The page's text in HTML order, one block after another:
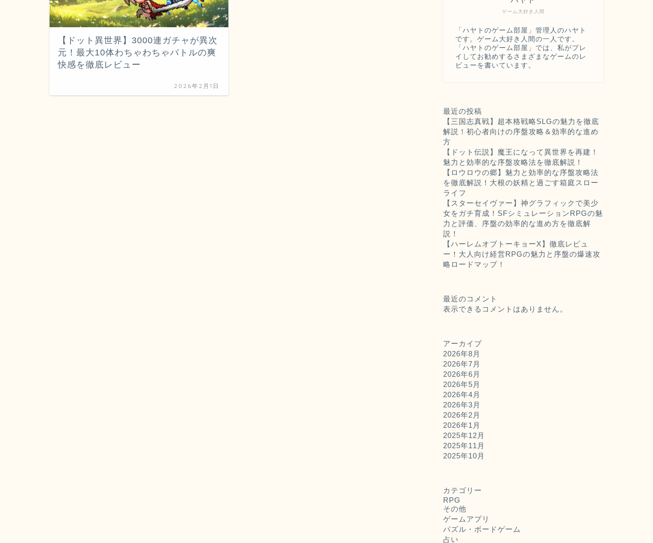
【ドット異世界】3000連ガチャが異次
元！最大10体わちゃわちゃバトルの爽
快感を徹底レビュー
2026年2月1日
ゲーム大好き人間
「ハヤトのゲーム部屋」管理人のハヤト
です。ゲーム大好き人間の一人です。
「ハヤトのゲーム部屋」では、私がプレ
イしてお勧めするさまざまなゲームのレ
ビューを書いています。
最近の投稿
【三国志真戦】超本格戦略SLGの魅力を徹底
解説！初心者向けの序盤攻略＆効率的な進め
方
【ドット伝説】魔王になって異世界を再建！
魅力と効率的な序盤攻略法を徹底解説！
【ロウロウの郷】魅力と効率的な序盤攻略法
を徹底解説！大根の妖精と過ごす箱庭スロー
ライフ
【スターセイヴァー】神グラフィックで美少
女をガチ育成！SFシミュレーションRPGの魅
力と評価、序盤の効率的な進め方を徹底解
説！
【ハーレムオブトーキョーX】徹底レビュ
ー！大人向け経営RPGの魅力と序盤の爆速攻
略ロードマップ！
最近のコメント
表示できるコメントはありません。
アーカイブ
2026年8月
2026年7月
2026年6月
2026年5月
2026年4月
2026年3月
2026年2月
2026年1月
2025年12月
2025年11月
2025年10月
カテゴリー
RPG
その他
ゲームアプリ
パズル・ボードゲーム
占い